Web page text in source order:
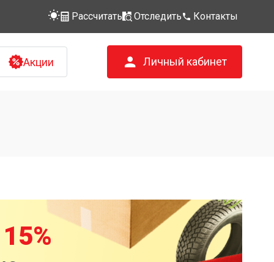
Рассчитать Отследить Контакты
Акции Личный кабинет